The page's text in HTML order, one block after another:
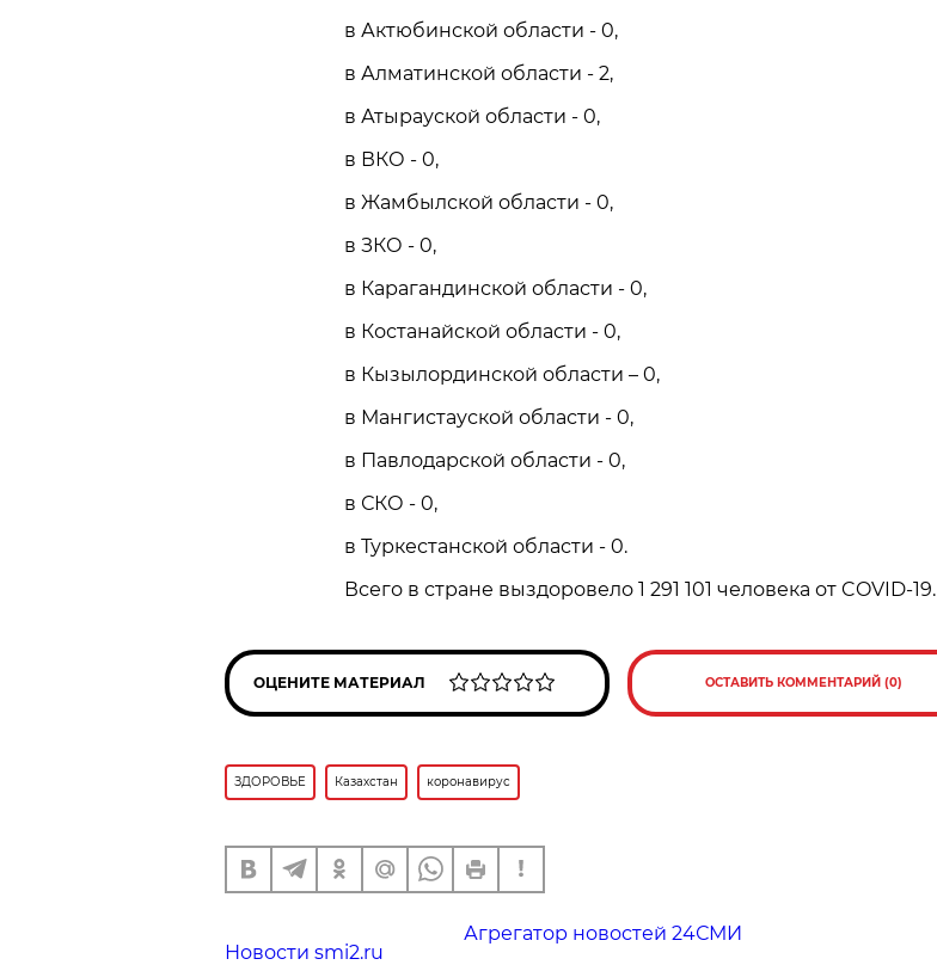
в Актюбинской области - 0,
в Алматинской области - 2,
в Атырауской области - 0,
в ВКО - 0,
в Жамбылской области - 0,
в ЗКО - 0,
в Карагандинской области - 0,
в Костанайской области - 0,
в Кызылординской области – 0,
в Мангистауской области - 0,
в Павлодарской области - 0,
в СКО - 0,
в Туркестанской области - 0.
Всего в стране выздоровело 1 291 101 человека от COVID-19.
ОЦЕНИТЕ МАТЕРИАЛ ОСТАВИТЬ КОММЕНТАРИЙ (0)
ЗДОРОВЬЕ Казахстан коронавирус
Агрегатор новостей 24СМИ
Новости smi2.ru